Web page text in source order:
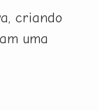
criando
uma